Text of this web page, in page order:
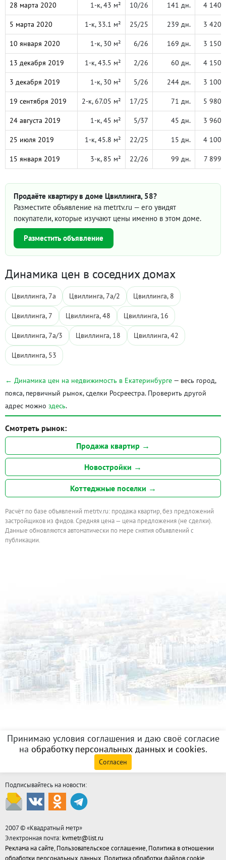
28 марта 2020 1-к, 43 м² 10/26 141 дн. 4 140
5 марта 2020 1-к, 33.1 м² 25/25 239 дн. 3 420
10 января 2020 1-к, 30 м² 6/26 169 дн. 3 150
13 декабря 2019 1-к, 43.5 м² 2/26 60 дн. 4 150
3 декабря 2019 1-к, 30 м² 5/26 244 дн. 3 100
19 сентября 2019 2-к, 67.05 м² 17/25 71 дн. 5 980
24 августа 2019 1-к, 45 м² 5/37 45 дн. 3 960
25 июля 2019 1-к, 45.8 м² 22/25 15 дн. 4 100
15 января 2019 3-к, 85 м² 22/26 99 дн. 7 899
Продаёте квартиру в доме Цвиллинга, 58?
Разместите объявление на metrtv.ru — его увидят
покупатели, которые изучают цены именно в этом доме.
Разместить объявление
Динамика цен в соседних домах
Цвиллинга, 7а Цвиллинга, 7а/2 Цвиллинга, 8
Цвиллинга, 7 Цвиллинга, 48 Цвиллинга, 16
Цвиллинга, 7а/3 Цвиллинга, 18 Цвиллинга, 42
Цвиллинга, 53
← Динамика цен на недвижимость в Екатеринбурге — весь город,
пояса, первичный рынок, сделки Росреестра. Проверить другой
адрес можно здесь.
Смотреть рынок:
Продажа квартир →
Новостройки →
Коттеджные поселки →
Расчёт по базе объявлений metrtv.ru: продажа квартир, без предложений
застройщиков из фидов. Средняя цена — цена предложения (не сделки).
Данные обновляются автоматически по мере снятия объявлений с
публикации.
Принимаю условия соглашения и даю своё согласие
на обработку персональных данных и cookies.
Согласен
Подписывайтесь на новости:
2007 © «Квадратный метр»
Электронная почта: kvmetr@list.ru
Реклама на сайте, Пользовательское соглашение, Политика в отношении
обработки персональных данных Политика обработки файлов cookie